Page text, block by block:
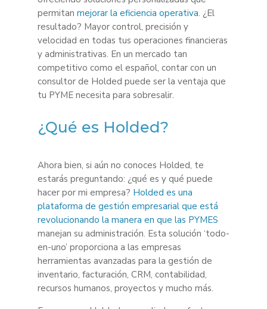
permitan mejorar la eficiencia operativa. ¿El
resultado? Mayor control, precisión y
velocidad en todas tus operaciones financieras
y administrativas. En un mercado tan
competitivo como el español, contar con un
consultor de Holded puede ser la ventaja que
tu PYME necesita para sobresalir.
¿Qué es Holded?
Ahora bien, si aún no conoces Holded, te
estarás preguntando: ¿qué es y qué puede
hacer por mi empresa? Holded es una
plataforma de gestión empresarial que está
revolucionando la manera en que las PYMES
manejan su administración. Esta solución ‘todo-
en-uno’ proporciona a las empresas
herramientas avanzadas para la gestión de
inventario, facturación, CRM, contabilidad,
recursos humanos, proyectos y mucho más.